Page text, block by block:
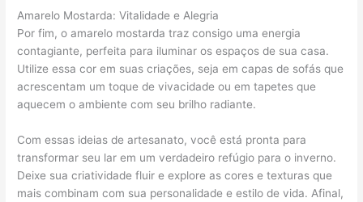
Amarelo Mostarda: Vitalidade e Alegria
Por fim, o amarelo mostarda traz consigo uma energia
contagiante, perfeita para iluminar os espaços de sua casa.
Utilize essa cor em suas criações, seja em capas de sofás que
acrescentam um toque de vivacidade ou em tapetes que
aquecem o ambiente com seu brilho radiante.
Com essas ideias de artesanato, você está pronta para
transformar seu lar em um verdadeiro refúgio para o inverno.
Deixe sua criatividade fluir e explore as cores e texturas que
mais combinam com sua personalidade e estilo de vida. Afinal,